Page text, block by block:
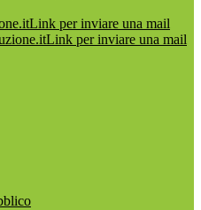
Link per inviare una mail
Link per inviare una mail